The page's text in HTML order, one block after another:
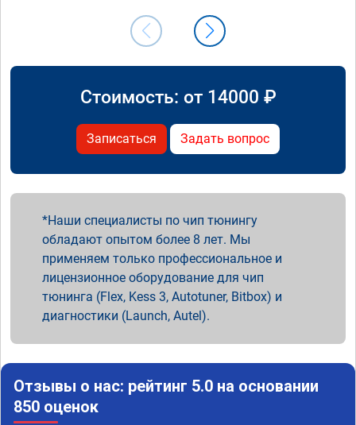
Стоимость: от 14000 ₽
Записаться Задать вопрос
Наши специалисты по чип тюнингу
обладают опытом более 8 лет. Мы
применяем только профессиональное и
лицензионное оборудование для чип
тюнинга (Flex, Kess 3, Autotuner, Bitbox) и
диагностики (Launch, Autel).
Отзывы о нас: рейтинг 5.0 на основании
850 оценок